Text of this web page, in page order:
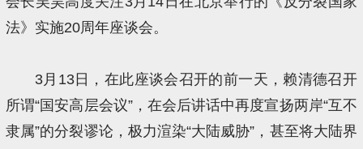
法》实施20周年座谈会。
3月13日，在此座谈会召开的前一天，赖清德召开
所谓“国安高层会议”，在会后讲话中再度宣扬两岸“互不
隶属”的分裂谬论，极力渲染“大陆威胁”，甚至将大陆界